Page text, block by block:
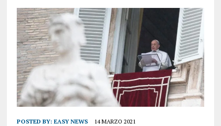
POSTED BY: EASY NEWS 14 MARZO 2021